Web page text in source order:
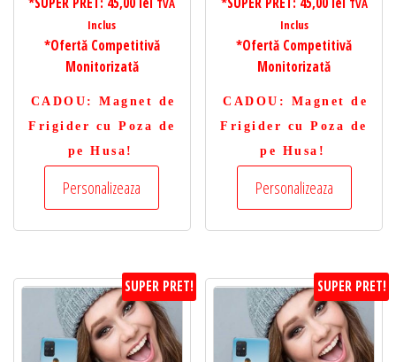
TVA
Inclus
*Ofertă Competitivă
Monitorizată
CADOU : Magnet de
Frigider cu Poza de
pe Husa!
Personalizeaza
TVA
Inclus
*Ofertă Competitivă
Monitorizată
CADOU : Magnet de
Frigider cu Poza de
pe Husa!
Personalizeaza
SUPER PRET! SUPER PRET!